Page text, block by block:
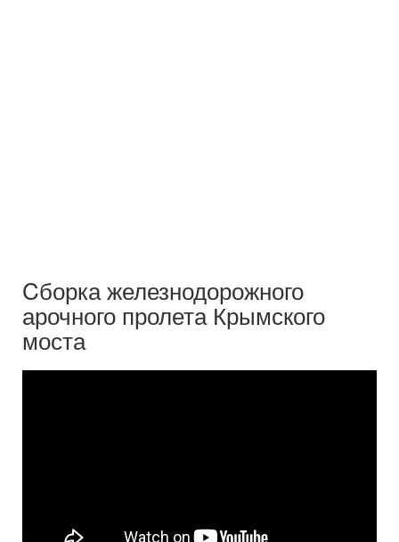
Cборка железнодорожного
арочного пролета Крымского
моста